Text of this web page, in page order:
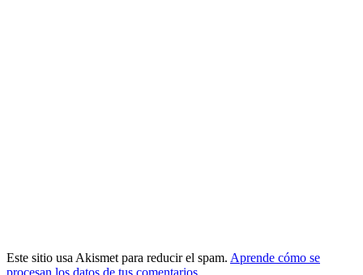
Este sitio usa Akismet para reducir el spam. Aprende cómo se
procesan los datos de tus comentarios.